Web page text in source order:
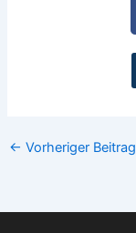
← Vorheriger Beitrag